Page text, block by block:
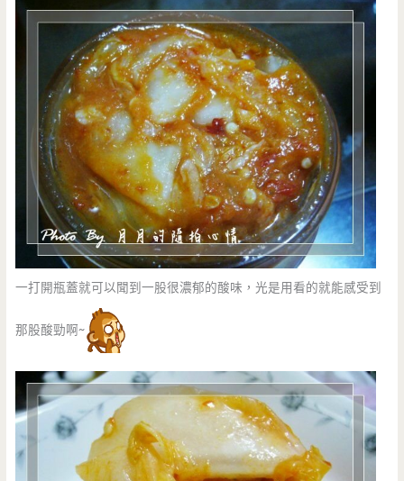
一打開瓶蓋就可以聞到一股很濃郁的酸味，光是用看的就能感受到
那股酸勁啊~